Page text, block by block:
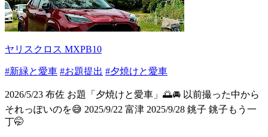
ヤリスクロス MXPB10
#新緑と愛車 #お題提出 #夕焼けと愛車
2026/5/23 布佐 お題「夕焼けと愛車」🌅🚘 以前撮った中から
それっぽいのを😅 2025/9/22 富津 2025/9/28 銚子 銚子もう一
丁🤭